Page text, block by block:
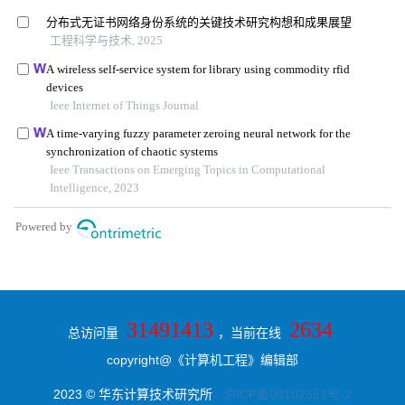
总访问量 31491413 ，当前在线 2634
copyright@《计算机工程》编辑部
2023 © 华东计算技术研究所 沪ICP备08102551号-2